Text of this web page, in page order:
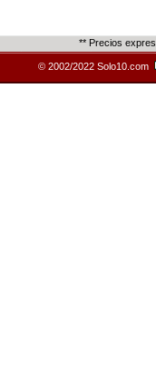
** Precios
© 2002/2022 Solo10.com